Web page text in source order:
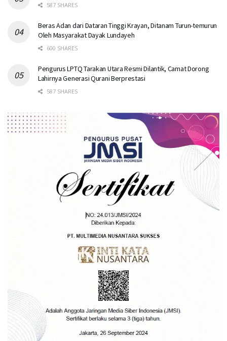
587 SHARES
Beras Adan dari Dataran Tinggi Krayan, Ditanam Turun-temurun
Oleh Masyarakat Dayak Lundayeh
600 SHARES
Pengurus LPTQ Tarakan Utara Resmi Dilantik, Camat Dorong
Lahirnya Generasi Qurani Berprestasi
587 SHARES